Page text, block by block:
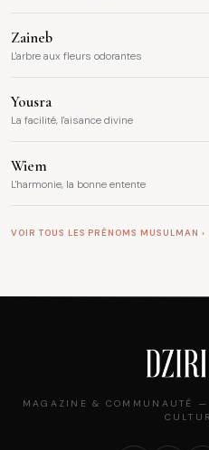
Zaineb
L'arbre aux fleurs odorantes
Yousra
La facilité, l'aisance divine
Wiem
L'harmonie, la bonne entente
VOIR TOUS LES PRÉNOMS MUSULMAN ›
MAGAZINE & COMMUNAUTÉ